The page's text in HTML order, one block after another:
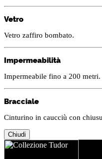
Vetro
Vetro zaffiro bombato.
Impermeabilità
Impermeabile fino a 200 metri.
Bracciale
Cinturino in caucciù con
Chiudi